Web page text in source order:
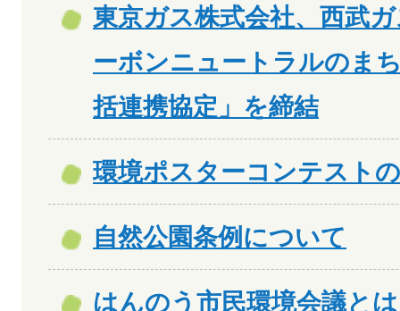
東京ガス株式会社、西武
ーボンニュートラルのま
括連携協定」を締結
環境ポスターコンテスト
自然公園条例について
はんのう市民環境会議とは